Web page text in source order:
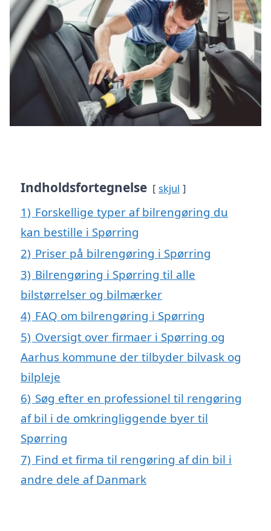
Indholdsfortegnelse skjul
1) Forskellige typer af bilrengøring du
kan bestille i Spørring
2) Priser på bilrengøring i Spørring
3) Bilrengøring i Spørring til alle
bilstørrelser og bilmærker
4) FAQ om bilrengøring i Spørring
5) Oversigt over firmaer i Spørring og
Aarhus kommune der tilbyder bilvask og
bilpleje
6) Søg efter en professionel til rengøring
af bil i de omkringliggende byer til
Spørring
7) Find et firma til rengøring af din bil i
andre dele af Danmark